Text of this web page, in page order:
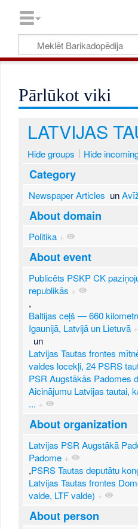
Pārlūkot viki
LATVIJAS
Hide groups Hide
Category
Newspaper Articles un
About domain
Politika +
About event
Publicēts PSKP CK
republikās +
,
Baltijas ceļš — 660
Igaunijā, Latvijā un Lietuvā +
un
Latvijas Tautas frontes
valdes locekļi, 24 PSRS
PSR Augstākās Padomes
Aicinājumu Latvijas tautai,
... +
About organization
Latvijas PSR Augstākā
Padome +
,PSRS Tautas deputātu
Latvijas Tautas frontes
valde, LTF valde) +
About person